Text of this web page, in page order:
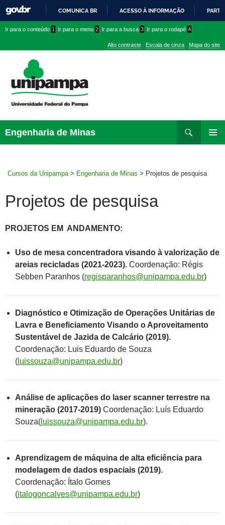
PARA
CONTEÚDO
COMUNICA BR ACESSO À INFORMAÇÃO
conteúdo
menu
superior
menu
Ir para o conteúdo 1 Ir para o menu 2 Ir para a busca 3 Ir para o rodapé 4
Alto contraste Escala de cinza Mapa do site
Engenharia de Minas
Cursos da Unipampa > Engenharia de Minas > Projetos de pesquisa
Projetos de pesquisa
PROJETOS EM ANDAMENTO:
Uso de mesa concentradora visando à valorização de
areias recicladas (2021-2023). Coordenação: Régis
Sebben Paranhos (regisparanhos@unipampa.edu.br)
Diagnóstico e Otimização de Operações Unitárias de
Lavra e Beneficiamento Visando o Aproveitamento
Sustentável de Jazida de Calcário (2019).
Coordenação: Luis Eduardo de Souza
( luissouza@unipampa.edu.br)
Análise de aplicações do laser scanner terrestre na
mineração (2017-2019) Coordenação: Luís Eduardo
Souza( luissouza@unipampa.edu.br).
Aprendizagem de máquina de alta eficiência para
modelagem de dados espaciais (2019).
Coordenação: Ítalo Gomes
(italogoncalves@unipampa.edu.br)